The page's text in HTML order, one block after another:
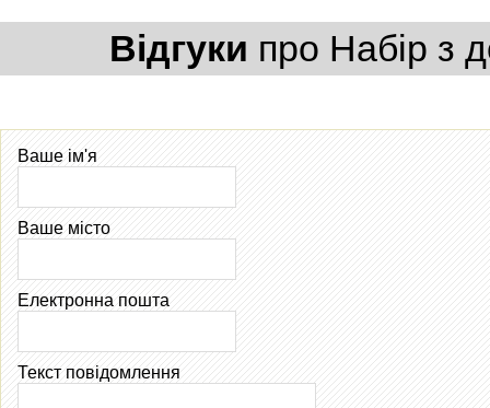
Відгуки про Набір з
Ваше ім'я
Ваше місто
Електронна пошта
Текст повідомлення